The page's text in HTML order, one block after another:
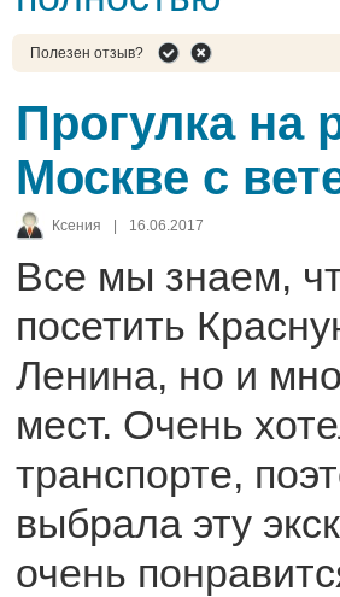
Полезен отзыв?
Прогулка на
Москве с
Ксения | 16.06.2017
Все мы знаем,
посетить
Ленина, но и
мест. Очень
транспорте,
выбрала эту
очень